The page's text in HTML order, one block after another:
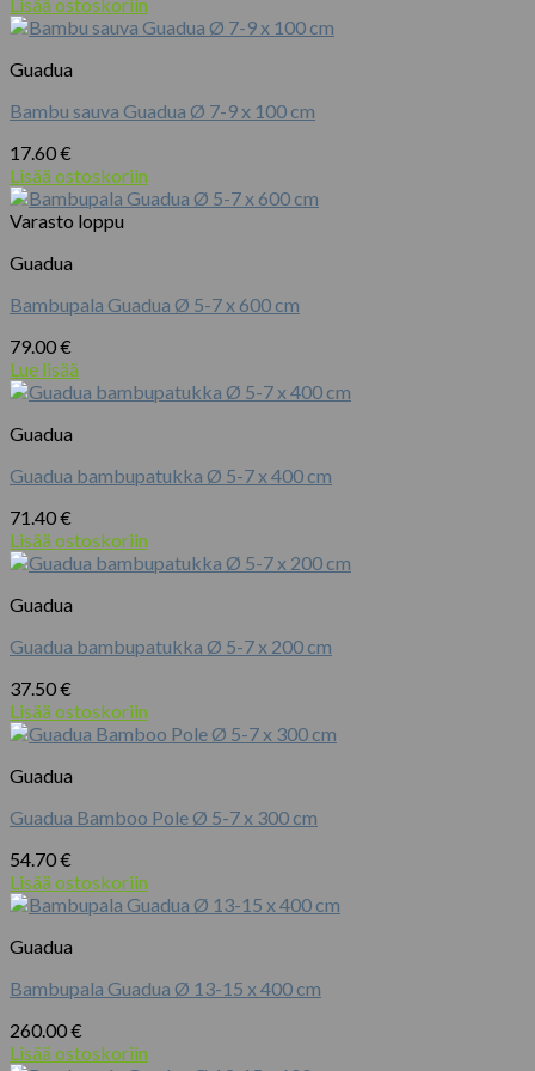
Guadua
Bambu sauva Guadua Ø 7-9 x 100 cm
17.60€
Lisää ostoskoriin
Varasto loppu
Guadua
Bambupala Guadua Ø 5-7 x 600 cm
79.00€
Lue lisää
Guadua
Guadua bambupatukka Ø 5-7 x 400 cm
71.40€
Lisää ostoskoriin
Guadua
Guadua bambupatukka Ø 5-7 x 200 cm
37.50€
Lisää ostoskoriin
Guadua
Guadua Bamboo Pole Ø 5-7 x 300 cm
54.70€
Lisää ostoskoriin
Guadua
Bambupala Guadua Ø 13-15 x 400 cm
260.00€
Lisää ostoskoriin